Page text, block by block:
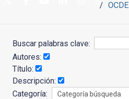
OCDE
Buscar palabras clave:
Autores:
Título:
Descripción:
Categoría: